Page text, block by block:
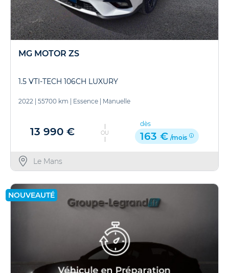
MG MOTOR ZS
1.5 VTI-TECH 106CH LUXURY
2022 | 55700 km | Essence | Manuelle
13 990 € OU
dès
163 € /mois
Le Mans
NOUVEAUTÉ